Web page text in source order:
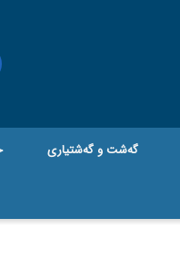
گه‌شت و گه‌شتیاری